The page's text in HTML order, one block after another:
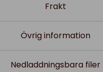
Frakt
Övrig information
Nedladdningsbara filer